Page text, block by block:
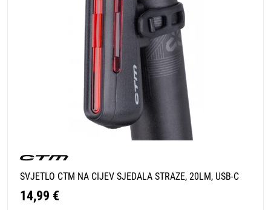
SVJETLO CTM NA CIJEV SJEDALA STRAZE, 20LM, USB-C
14,99 €